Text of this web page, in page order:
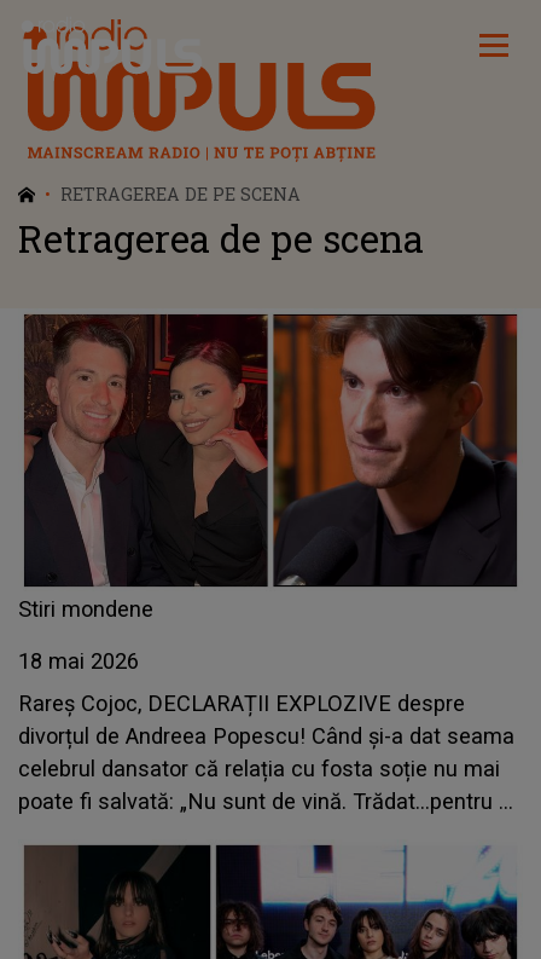
Radio Impuls
RETRAGEREA DE PE SCENA
Retragerea de pe scena
Stiri mondene
18 mai 2026
Rareș Cojoc, DECLARAȚII EXPLOZIVE despre
divorțul de Andreea Popescu! Când și-a dat seama
celebrul dansator că relația cu fosta soție nu mai
poate fi salvată: „Nu sunt de vină. Trădat...pentru că